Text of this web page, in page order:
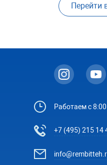
Перейти
Работаем с
+7 (495) 215 14